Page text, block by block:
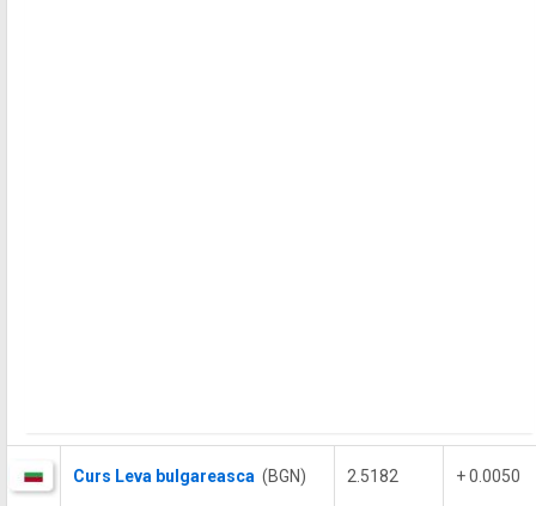
Curs Leva bulgareasca (BGN) 2.5182 + 0.0050